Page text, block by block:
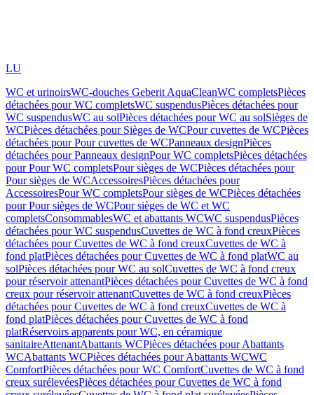
LU
WC et urinoirsWC-douches Geberit AquaCleanWC completsPièces
détachées pour WC completsWC suspendusPièces détachées pour
WC suspendusWC au solPièces détachées pour WC au solSièges de
WCPièces détachées pour Sièges de WCPour cuvettes de WCPièces
détachées pour Pour cuvettes de WCPanneaux designPièces
détachées pour Panneaux designPour WC completsPièces détachées
pour Pour WC completsPour sièges de WCPièces détachées pour
Pour sièges de WCAccessoiresPièces détachées pour
AccessoiresPour WC completsPour sièges de WCPièces détachées
pour Pour sièges de WCPour sièges de WC et WC
completsConsommablesWC et abattants WCWC suspendusPièces
détachées pour WC suspendusCuvettes de WC à fond creuxPièces
détachées pour Cuvettes de WC à fond creuxCuvettes de WC à
fond platPièces détachées pour Cuvettes de WC à fond platWC au
solPièces détachées pour WC au solCuvettes de WC à fond creux
pour réservoir attenantPièces détachées pour Cuvettes de WC à fond
creux pour réservoir attenantCuvettes de WC à fond creuxPièces
détachées pour Cuvettes de WC à fond creuxCuvettes de WC à
fond platPièces détachées pour Cuvettes de WC à fond
platRéservoirs apparents pour WC, en céramique
sanitaireAttenantAbattants WCPièces détachées pour Abattants
WCAbattants WCPièces détachées pour Abattants WCWC
ComfortPièces détachées pour WC ComfortCuvettes de WC à fond
creux surélevéesPièces détachées pour Cuvettes de WC à fond